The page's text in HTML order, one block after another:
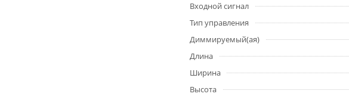
Входной сигнал
Тип управления
Диммируемый(ая)
Длина
Ширина
Высота